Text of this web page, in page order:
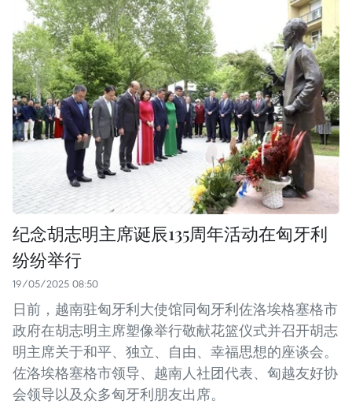
纪念胡志明主席诞辰135周年活动在匈牙利
纷纷举行
19/05/2025 08:50
日前，越南驻匈牙利大使馆同匈牙利佐洛埃格塞格市
政府在胡志明主席塑像举行敬献花篮仪式并召开胡志
明主席关于和平、独立、自由、幸福思想的座谈会。
佐洛埃格塞格市领导、越南人社团代表、匈越友好协
会领导以及众多匈牙利朋友出席。